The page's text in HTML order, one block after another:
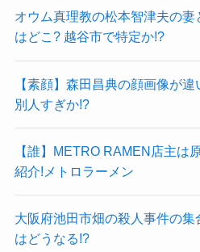
オウム真理教の松本智津夫の
はどこ? 越谷市で特定か!?
【素顔】森田昌典の顔画像が
別人すぎか!?
【誰】METRO RAMEN店主は
紹介!メトロラーメン
大阪府池田市畑の殺人事件の
はどうなる!?